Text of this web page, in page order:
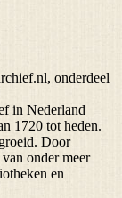
onderdeel
in Nederland
1720 tot heden.
Door
onder meer
en